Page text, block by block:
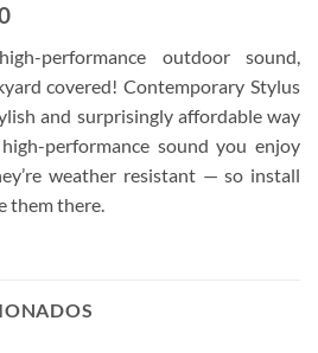
performance outdoor sound,
covered! Contemporary Stylus
and surprisingly affordable way
performance sound you enjoy
weather resistant — so install
them there.